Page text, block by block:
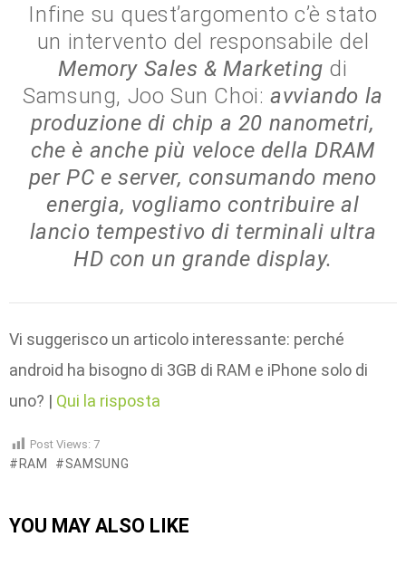
Infine su quest’argomento c’è stato
un intervento del responsabile del
Memory Sales & Marketing di
Samsung, Joo Sun Choi: avviando la
produzione di chip a 20 nanometri,
che è anche più veloce della DRAM
per PC e server, consumando meno
energia, vogliamo contribuire al
lancio tempestivo di terminali ultra
HD con un grande display.
Vi suggerisco un articolo interessante: perché
android ha bisogno di 3GB di RAM e iPhone solo di
uno? | Qui la risposta
Post Views: 7
RAM SAMSUNG
YOU MAY ALSO LIKE